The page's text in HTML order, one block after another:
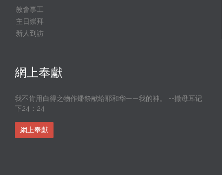
教會事工
主日崇拜
新人到訪
網上奉獻
我不肯用白得之物作燔祭献给耶和华——我的神。 --撒母耳记
下24：24
網上奉獻